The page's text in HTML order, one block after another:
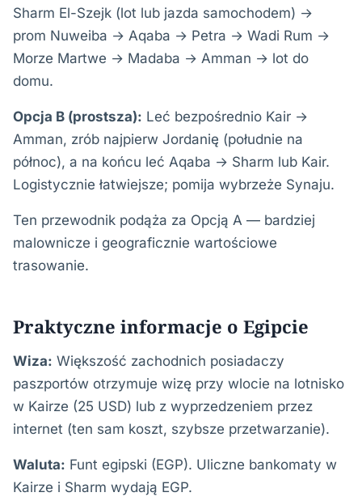
Sharm El-Szejk (lot lub jazda samochodem) →
prom Nuweiba → Aqaba → Petra → Wadi Rum →
Morze Martwe → Madaba → Amman → lot do
domu.
Opcja B (prostsza): Leć bezpośrednio Kair →
Amman, zrób najpierw Jordanię (południe na
północ), a na końcu leć Aqaba → Sharm lub Kair.
Logistycznie łatwiejsze; pomija wybrzeże Synaju.
Ten przewodnik podąża za Opcją A — bardziej
malownicze i geograficznie wartościowe
trasowanie.
Praktyczne informacje o Egipcie
Wiza: Większość zachodnich posiadaczy
paszportów otrzymuje wizę przy wlocie na lotnisko
w Kairze (25 USD) lub z wyprzedzeniem przez
internet (ten sam koszt, szybsze przetwarzanie).
Waluta: Funt egipski (EGP). Uliczne bankomaty w
Kairze i Sharm wydają EGP.